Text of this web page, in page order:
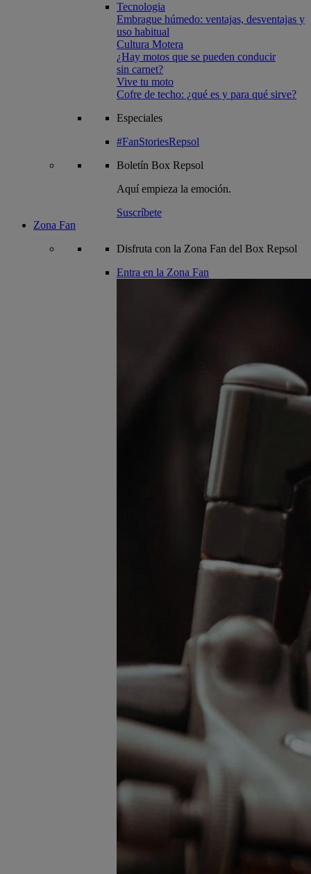
Tecnologia
Embrague húmedo: ventajas, desventajas y
uso habitual
Cultura Motera
¿Hay motos que se pueden conducir
sin carnet?
Vive tu moto
Cofre de techo: ¿qué es y para qué sirve?
Especiales
#FanStoriesRepsol
Boletín Box Repsol
Aquí empieza la emoción.
Suscríbete
Zona Fan
Disfruta con la Zona Fan del Box Repsol
Entra en la Zona Fan